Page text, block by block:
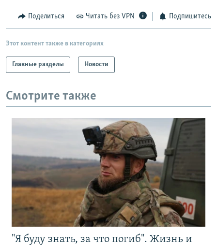
Поделиться Читать без VPN Подпишитесь
Этот контент также в категориях
Главные разделы Новости
Смотрите также
"Я буду знать, за что погиб". Жизнь и